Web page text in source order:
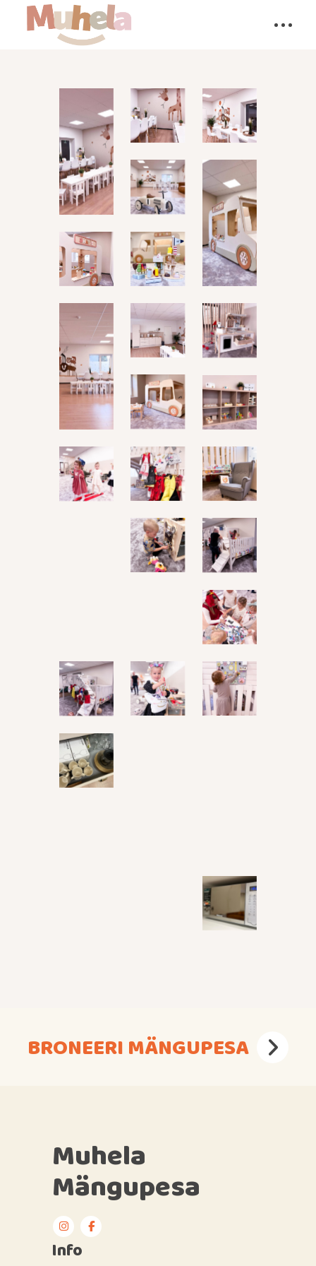
BRONEERI MÄNGUPESA
Muhela
Mängupesa
Info